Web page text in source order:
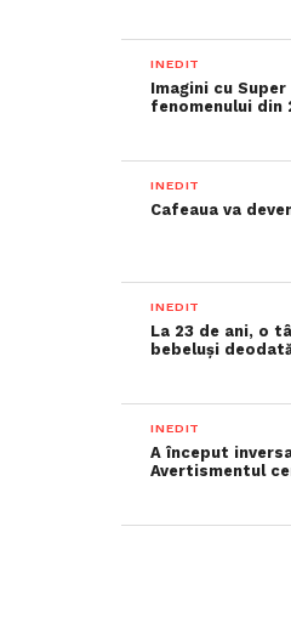
INEDIT
Imagini cu
fenomenului din
INEDIT
Cafeaua va
INEDIT
La 23 de ani, o
bebeluși
INEDIT
A început
Avertismentul